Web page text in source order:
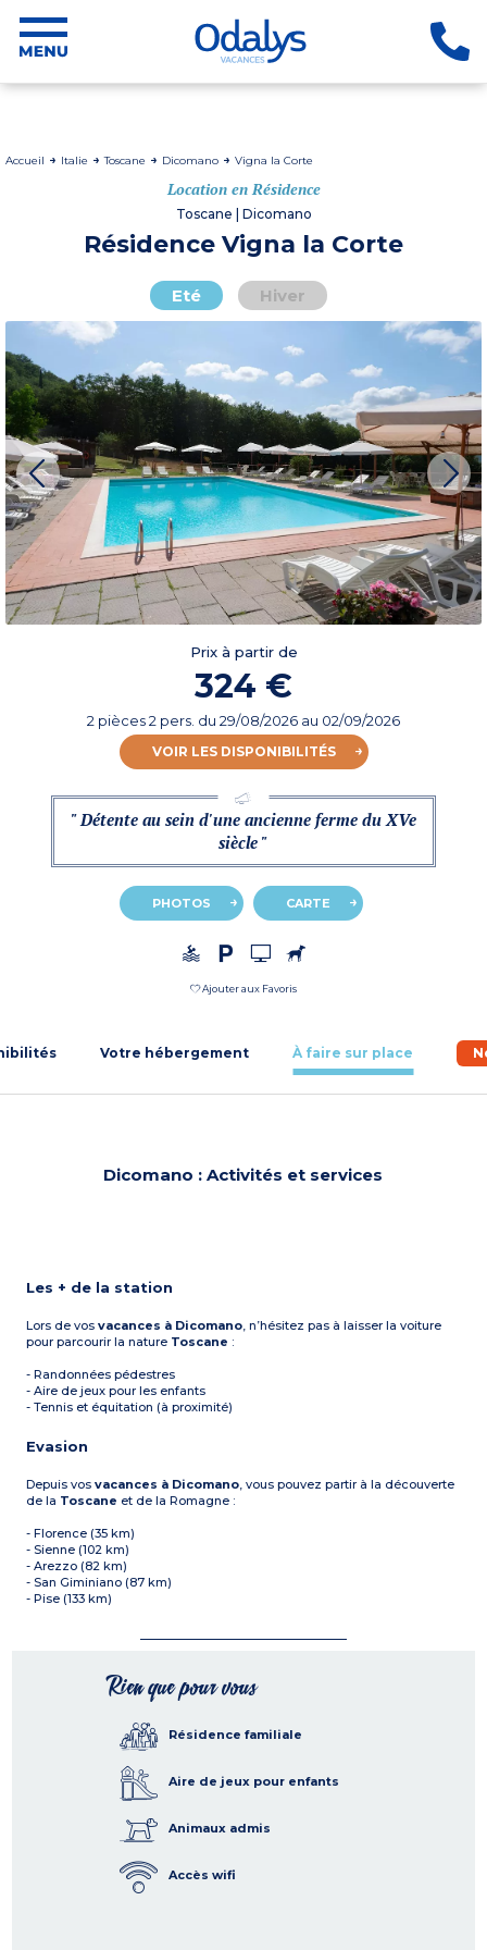
Accueil Italie Toscane Dicomano Vigna la Corte
Location en Résidence
Toscane | Dicomano
Résidence Vigna la Corte
Eté Hiver
Prix à partir de
324 €
2 pièces 2 pers. du 29/08/2026 au 02/09/2026
VOIR LES DISPONIBILITÉS
" Détente au sein d'une ancienne ferme du XVe
siècle "
PHOTOS CARTE
Ajouter aux Favoris
Votre hébergement À faire sur place
Dicomano : Activités et services
Les + de la station
Lors de vosvacances à Dicomano, n’hésitez pas à laisser la voiture
pour parcourir la nature Toscane :
- Randonnées pédestres
- Aire de jeux pour les enfants
- Tennis et équitation (à proximité)
Evasion
Depuis vosvacances à Dicomano, vous pouvez partir à la découverte
de la Toscane et de la Romagne :
- Florence (35 km)
- Sienne (102 km)
- Arezzo (82 km)
- San Giminiano (87 km)
- Pise (133 km)
Rien que pour vous
Résidence familiale
Aire de jeux pour enfants
Animaux admis
Accès wifi